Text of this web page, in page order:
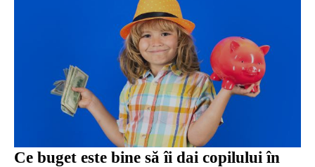
Ce buget este bine să îi dai copilului în